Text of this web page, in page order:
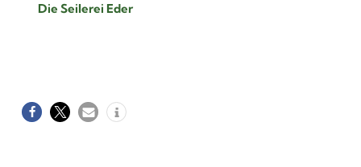
Die Seilerei Eder